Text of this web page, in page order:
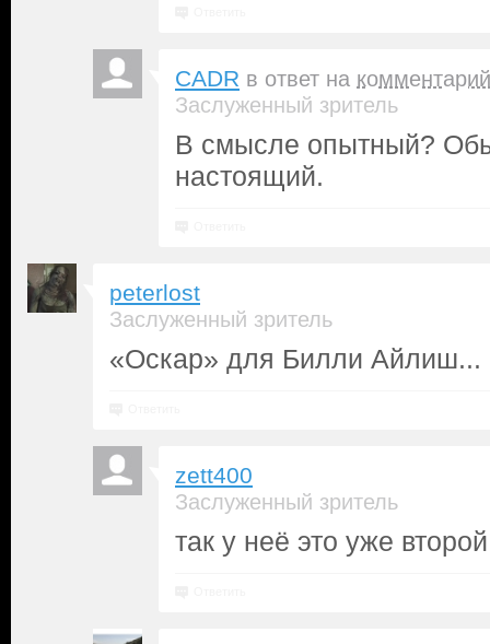
CADR в ответ на комментарий
Заслуженный зритель
В смысле опытный?
настоящий.
peterlost
Заслуженный зритель
«Оскар» для Билли Айлиш...
zett400
Заслуженный зритель
так у неё это уже второй